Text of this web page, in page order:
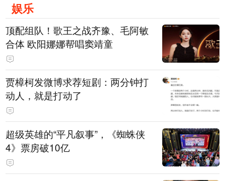
娱乐
顶配组队！歌王之战齐豫、毛阿敏
合体 欧阳娜娜帮唱窦靖童
贾樟柯发微博求荐短剧：两分钟打
动人，就是打动了
超级英雄的“平凡叙事”，《蜘蛛侠
4》票房破10亿